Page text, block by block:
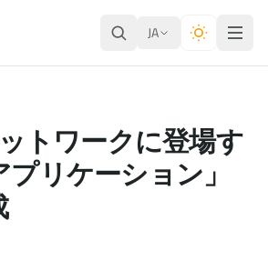
JA
ットワークに登場す
リケーション」